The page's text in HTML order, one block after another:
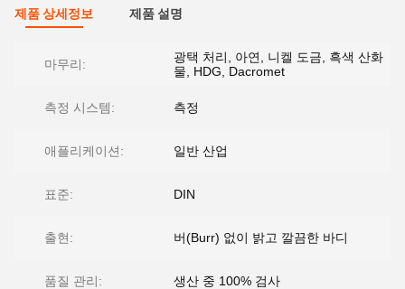
제품 상세정보 제품 설명
마무리:
광택 처리, 아연, 니켈 도금, 흑색 산화
물, HDG, Dacromet
측정 시스템: 측정
애플리케이션: 일반 산업
표준: DIN
출현: 버(Burr) 없이 밝고 깔끔한 바디
품질 관리: 생산 중 100% 검사